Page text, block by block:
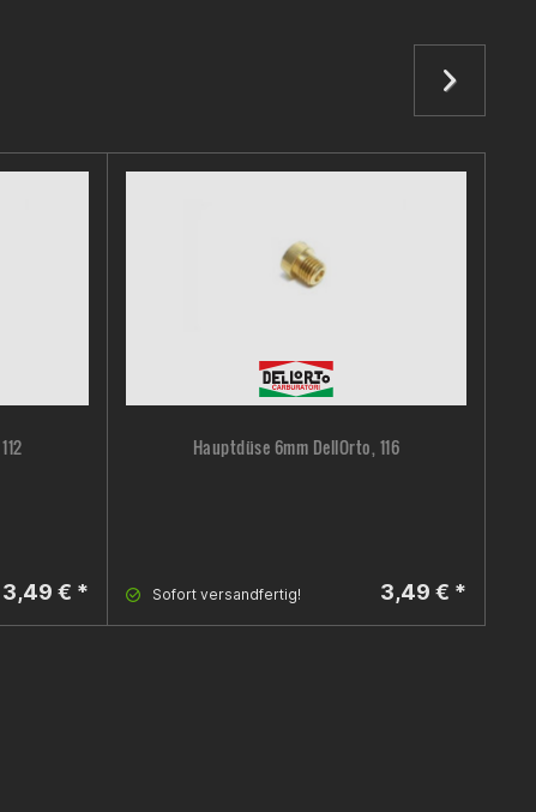
3,49 € *
Hauptdüse 6mm DellOrto, 116
Sofort versandfertig! 3,49 € *